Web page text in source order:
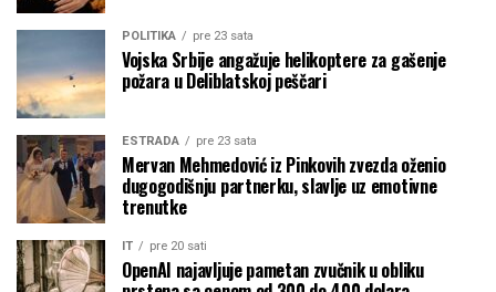
POLITIKA pre 23 sata
Vojska Srbije angažuje helikoptere za gašenje
požara u Deliblatskoj peščari
ESTRADA pre 23 sata
Mervan Mehmedović iz Pinkovih zvezda oženio
dugogodišnju partnerku, slavlje uz emotivne
trenutke
IT pre 20 sati
OpenAI najavljuje pametan zvučnik u obliku